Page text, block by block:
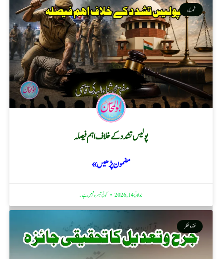
خبریں
پولیس تشدد کے خلاف اہم فیصلہ
مضمون پڑھیں »
جولائی 14, 2026 کوئی تبصرہ نہیں ہے۔
نقد ونظر